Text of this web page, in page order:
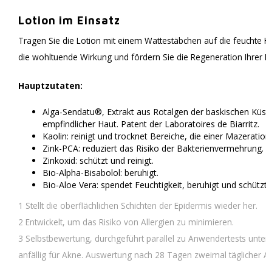
Lotion im Einsatz
Tragen Sie die Lotion mit einem Wattestäbchen auf die
die wohltuende Wirkung und fördern Sie die Regeneration Ihrer
Hauptzutaten:
Alga-Sendatu®, Extrakt aus Rotalgen der baskischen
empfindlicher Haut. Patent der Laboratoires de Biarritz.
Kaolin: reinigt und trocknet Bereiche, die einer
Zink-PCA: reduziert das Risiko der Bakterienvermehrung.
Zinkoxid: schützt und reinigt.
Bio-Alpha-Bisabolol: beruhigt.
Bio-Aloe Vera: spendet Feuchtigkeit, beruhigt und
1 Stellt die oberflächlichen Schichten der Epidermis wieder her.
2 Entwickelt, um das Risiko von Allergien zu minimieren.
3 Selbstbewertung, durchgeführt parallel zu Anwendertests
anfällig für Akne. Auswertung nach 28 Tagen zweimal täglicher